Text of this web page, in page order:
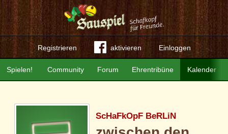
Registrieren aktivieren Einloggen
Community Forum Ehrentribüne Kalender
Spielen!
ScHaFkOpF BeRLiN